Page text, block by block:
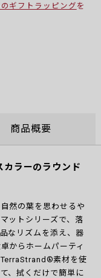
ギフトラッピング を
商品概要
ラーのラウンド
然の葉を思わせるや
ットシリーズで、落
なリズムを添え、器
からホームパーティ
素材を使
、拭くだけで簡単に